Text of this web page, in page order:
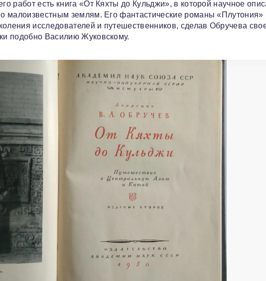
работ есть книга «От Кяхты до Кульджи», в которой научное
малоизвестным землям. Его фантастические романы «Плутония»
исследователей и путешественников, сделав Обручева
подобно Василию Жуковскому.